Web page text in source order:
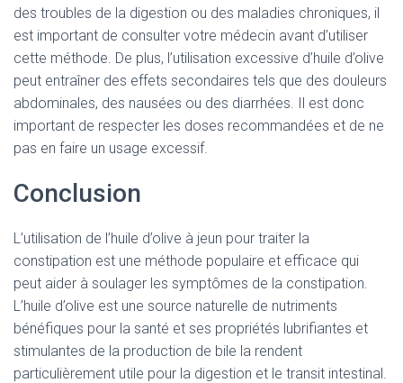
des troubles de la digestion ou des maladies chroniques, il
est important de consulter votre médecin avant d’utiliser
cette méthode. De plus, l’utilisation excessive d’huile d’olive
peut entraîner des effets secondaires tels que des douleurs
abdominales, des nausées ou des diarrhées. Il est donc
important de respecter les doses recommandées et de ne
pas en faire un usage excessif.
Conclusion
L’utilisation de l’huile d’olive à jeun pour traiter la
constipation est une méthode populaire et efficace qui
peut aider à soulager les symptômes de la constipation.
L’huile d’olive est une source naturelle de nutriments
bénéfiques pour la santé et ses propriétés lubrifiantes et
stimulantes de la production de bile la rendent
particulièrement utile pour la digestion et le transit intestinal.